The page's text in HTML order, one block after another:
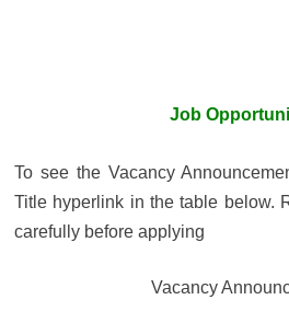
Job
To see the Vacancy
Title hyperlink in the table below.
carefully before applying
Vacancy